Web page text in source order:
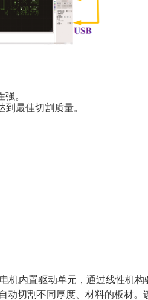
。
最佳切割质量。
机内置驱动单元，通过线性机构
动切割不同厚度、材料的板材。